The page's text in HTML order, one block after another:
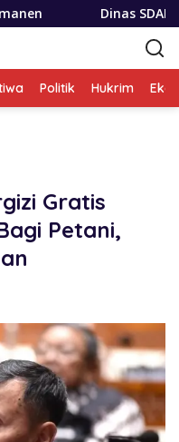
SDABMBK Medan
Politik Hukrim
Gratis
Petani,